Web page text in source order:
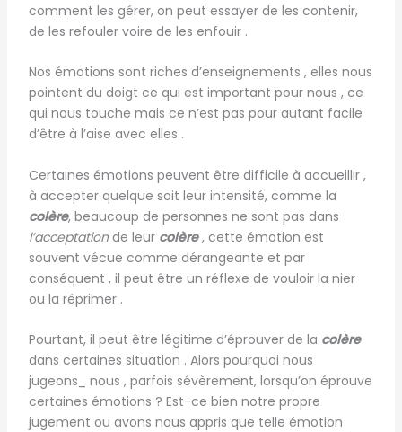
comment les gérer, on peut essayer de les contenir,
de les refouler voire de les enfouir .
Nos émotions sont riches d’enseignements , elles nous
pointent du doigt ce qui est important pour nous , ce
qui nous touche mais ce n’est pas pour autant facile
d’être à l’aise avec elles .
Certaines émotions peuvent être difficile à accueillir ,
à accepter quelque soit leur intensité, comme la
colère, beaucoup de personnes ne sont pas dans
l’acceptationde leur colère, cette émotion est
souvent vécue comme dérangeante et par
conséquent , il peut être un réflexe de vouloir la nier
ou la réprimer .
Pourtant, il peut être légitime d’éprouver de la colère
dans certaines situation . Alors pourquoi nous
jugeons_ nous , parfois sévèrement, lorsqu’on éprouve
certaines émotions ? Est-ce bien notre propre
jugement ou avons nous appris que telle émotion